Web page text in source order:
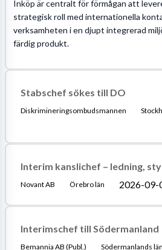
Inköp är centralt för förmågan att
strategisk roll med internationella
verksamheten i en djupt integrerad
färdig produkt.
Stabschef sökes till DO
Diskrimineringsombudsmannen
Interim kanslichef – ledning,
Novant AB Örebro län 2026-09-
Interimschef till Södermanland
Bemannia AB (Publ.) Södermanlands län